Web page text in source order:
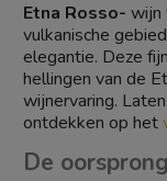
Etna Rosso- wijn
vulkanische
elegantie. Deze
hellingen van de
wijnervaring.
ontdekken op het
De